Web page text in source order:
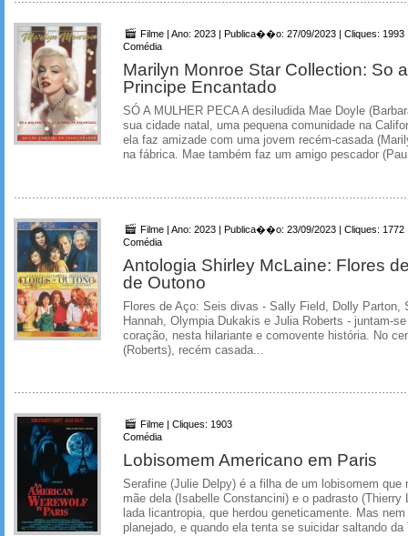
Filme | Ano: 2023 | Publica��o: 27/09/2023 | Cliques: 1993
Comédia
Marilyn Monroe Star Collection: So
Principe Encantado
SÓ A MULHER PECA A desiludida Mae Doyle
sua cidade natal, uma pequena comunidade na
ela faz amizade com uma jovem recém-casada
na fábrica. Mae também faz um amigo pescador
Filme | Ano: 2023 | Publica��o: 23/09/2023 | Cliques: 1772
Comédia
Antologia Shirley McLaine: Flores
de Outono
Flores de Aço: Seis divas - Sally Field, Dolly Parton,
Hannah, Olympia Dukakis e Julia Roberts - juntam-
coração, nesta hilariante e comovente história. No
(Roberts), recém casada...
Filme | Cliques: 1903
Comédia
Lobisomem Americano em Paris
Serafine (Julie Delpy) é a filha de um lobisomem que
mãe dela (Isabelle Constancini) e o padrasto (Thierry
lada licantropia, que herdou geneticamente. Mas
planejado, e quando ela tenta se suicidar saltando da